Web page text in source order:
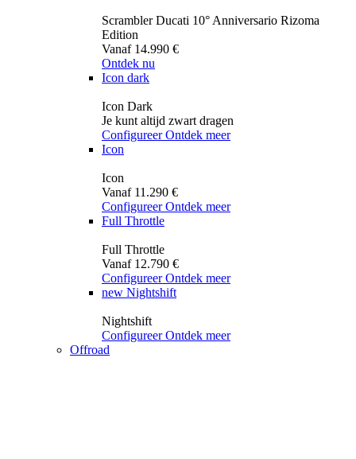
Scrambler Ducati 10° Anniversario Rizoma
Edition
Vanaf 14.990 €
Ontdek nu
Icon dark
Icon Dark
Je kunt altijd zwart dragen
Configureer Ontdek meer
Icon
Icon
Vanaf 11.290 €
Configureer Ontdek meer
Full Throttle
Full Throttle
Vanaf 12.790 €
Configureer Ontdek meer
new Nightshift
Nightshift
Configureer Ontdek meer
Offroad